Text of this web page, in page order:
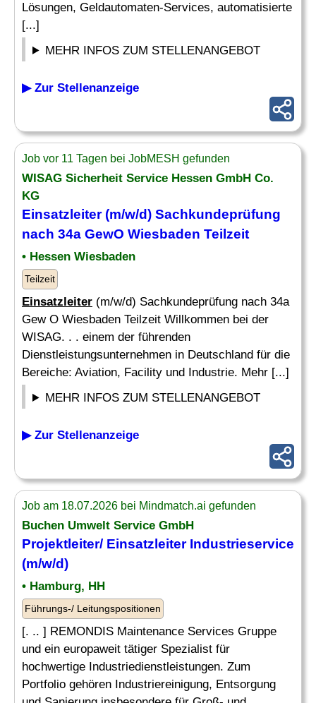
Lösungen, Geldautomaten-Services, automatisierte
[...]
MEHR INFOS ZUM STELLENANGEBOT
▶ Zur Stellenanzeige
Job vor 11 Tagen bei JobMESH gefunden
WISAG Sicherheit Service Hessen GmbH Co.
KG
Einsatzleiter(m/w/d) Sachkundeprüfung
nach 34a GewO Wiesbaden Teilzeit
• Hessen Wiesbaden
Teilzeit
Einsatzleiter (m/w/d) Sachkundeprüfung nach 34a
Gew O Wiesbaden Teilzeit Willkommen bei der
WISAG. . . einem der führenden
Dienstleistungsunternehmen in Deutschland für die
Bereiche: Aviation, Facility und Industrie. Mehr [...]
MEHR INFOS ZUM STELLENANGEBOT
▶ Zur Stellenanzeige
Job am 18.07.2026 bei Mindmatch.ai gefunden
Buchen Umwelt Service GmbH
Projektleiter/ EinsatzleiterIndustrieservice
(m/w/d)
• Hamburg, HH
Führungs-/ Leitungspositionen
[. .. ] REMONDIS Maintenance Services Gruppe
und ein europaweit tätiger Spezialist für
hochwertige Industriedienstleistungen. Zum
Portfolio gehören Industriereinigung, Entsorgung